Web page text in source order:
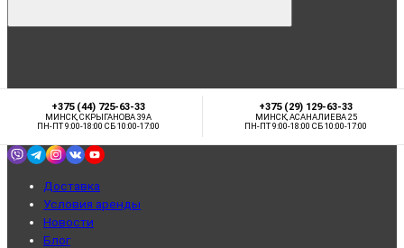
+375 (44) 725-63-33
МИНСК, СКРЫГАНОВА 39А
ПН-ПТ 9:00-18:00 СБ 10:00-17:00
+375 (29) 129-63-33
МИНСК, АСАНАЛИЕВА 25
ПН-ПТ 9:00-18:00 СБ 10:00-17:00
Доставка
Условия аренды
Новости
Блог